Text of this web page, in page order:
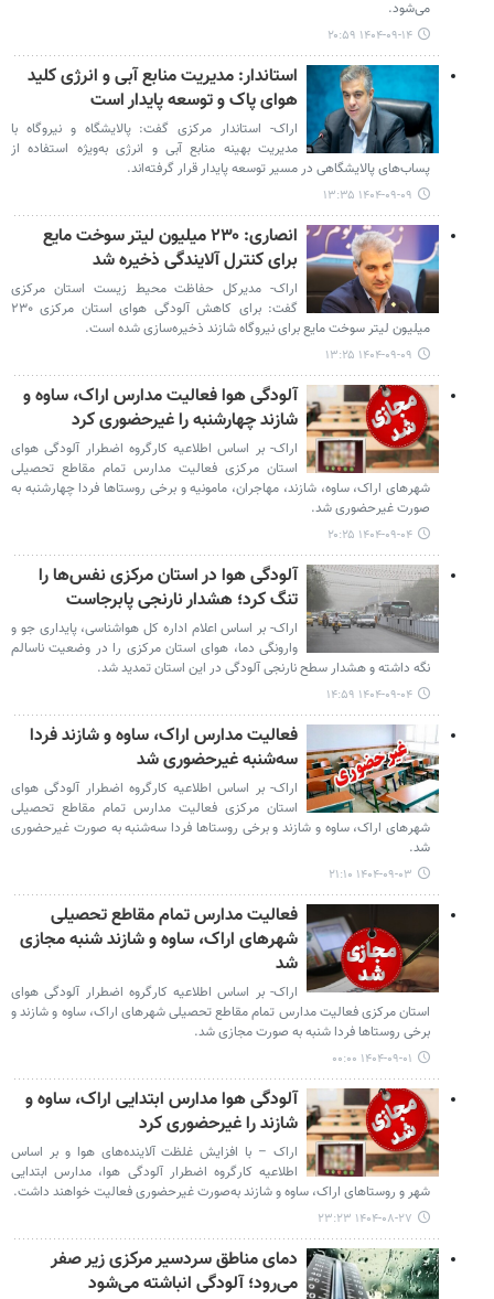
می‌شود.
۱۴۰۴-۰۹-۱۴ ۲۰:۵۹
استاندار: مدیریت منابع آبی و انرژی کلید
هوای پاک و توسعه پایدار است
اراک- استاندار مرکزی گفت: پالایشگاه‌ و نیروگاه‌ با
مدیریت بهینه منابع آبی و انرژی به‌ویژه استفاده از
پساب‌های پالایشگاهی در مسیر توسعه پایدار قرار گرفته‌اند.
۱۴۰۴-۰۹-۰۹ ۱۳:۳۵
انصاری: ۲۳۰ میلیون لیتر سوخت مایع
برای کنترل آلایندگی ذخیره شد
اراک- مدیرکل حفاظت محیط زیست استان مرکزی
گفت: برای کاهش آلودگی هوای استان مرکزی ۲۳۰
میلیون لیتر سوخت مایع برای نیروگاه شازند ذخیره‌سازی شده است.
۱۴۰۴-۰۹-۰۹ ۱۳:۲۵
آلودگی هوا فعالیت مدارس اراک، ساوه و
شازند چهارشنبه را غیرحضوری کرد
اراک- بر اساس اطلاعیه کارگروه اضطرار آلودگی هوای
استان مرکزی فعالیت مدارس تمام مقاطع تحصیلی
شهرهای اراک، ساوه، شازند، مهاجران، مامونیه و برخی روستاها فردا چهارشنبه به
صورت غیرحضوری شد.
۱۴۰۴-۰۹-۰۴ ۲۰:۲۵
آلودگی هوا در استان مرکزی نفس‌ها را
تنگ کرد؛ هشدار نارنجی پابرجاست
اراک- بر اساس اعلام اداره کل هواشناسی، پایداری جو و
وارونگی دما، هوای استان مرکزی را در وضعیت ناسالم
نگه داشته و هشدار سطح نارنجی آلودگی در این استان تمدید شد.
۱۴۰۴-۰۹-۰۴ ۱۴:۵۹
فعالیت مدارس اراک، ساوه و شازند فردا
سه‌شنبه غیرحضوری شد
اراک- بر اساس اطلاعیه کارگروه اضطرار آلودگی هوای
استان مرکزی فعالیت مدارس تمام مقاطع تحصیلی
شهرهای اراک، ساوه و شازند و برخی روستاها فردا سه‌شنبه به صورت غیرحضوری
شد.
۱۴۰۴-۰۹-۰۳ ۲۱:۱۰
فعالیت مدارس تمام مقاطع تحصیلی
شهرهای اراک، ساوه و شازند شنبه مجازی
شد
اراک- بر اساس اطلاعیه کارگروه اضطرار آلودگی هوای
استان مرکزی فعالیت مدارس تمام مقاطع تحصیلی شهرهای اراک، ساوه و شازند و
برخی روستاها فردا شنبه به صورت مجازی شد.
۱۴۰۴-۰۹-۰۱ ۰۰:۰۰
آلودگی هوا مدارس ابتدایی اراک، ساوه و
شازند را غیرحضوری کرد
اراک – با افزایش غلظت آلاینده‌های هوا و بر اساس
اطلاعیه کارگروه اضطرار آلودگی هوا، مدارس ابتدایی
شهر و روستاهای اراک، ساوه و شازند به‌صورت غیرحضوری فعالیت خواهند داشت.
۱۴۰۴-۰۸-۲۷ ۲۳:۲۳
دمای مناطق سردسیر مرکزی زیر صفر
می‌رود؛ آلودگی انباشته می‌شود